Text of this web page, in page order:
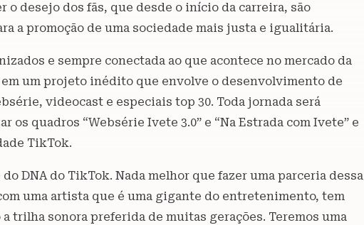
o desejo dos fãs, que desde o início da carreira, são
a promoção de uma sociedade mais justa e igualitária.
e sempre conectada ao que acontece no mercado da
um projeto inédito que envolve o desenvolvimento de
videocast e especiais top 30. Toda jornada será
os quadros “Websérie Ivete 3.0” e “Na Estrada com Ivete” e
TikTok.
DNA do TikTok. Nada melhor que fazer uma parceria dessa
uma artista que é uma gigante do entretenimento, tem
trilha sonora preferida de muitas gerações. Teremos uma